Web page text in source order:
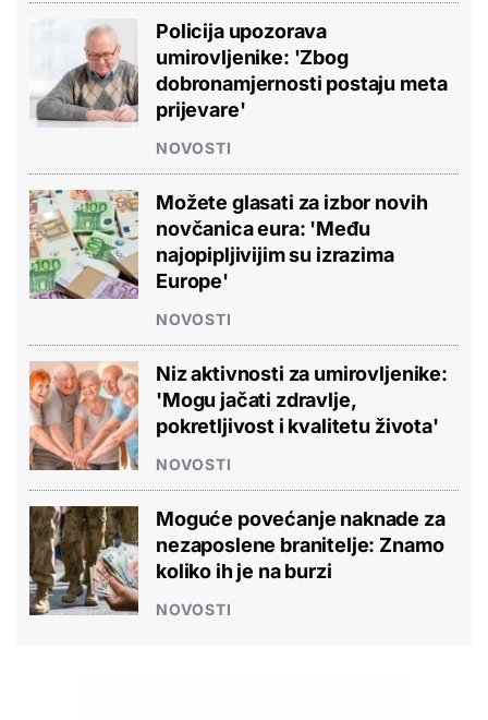
Policija upozorava
umirovljenike: 'Zbog
dobronamjernosti postaju meta
prijevare'
NOVOSTI
Možete glasati za izbor novih
novčanica eura: 'Među
najopipljivijim su izrazima
Europe'
NOVOSTI
Niz aktivnosti za umirovljenike:
'Mogu jačati zdravlje,
pokretljivost i kvalitetu života'
NOVOSTI
Moguće povećanje naknade za
nezaposlene branitelje: Znamo
koliko ih je na burzi
NOVOSTI